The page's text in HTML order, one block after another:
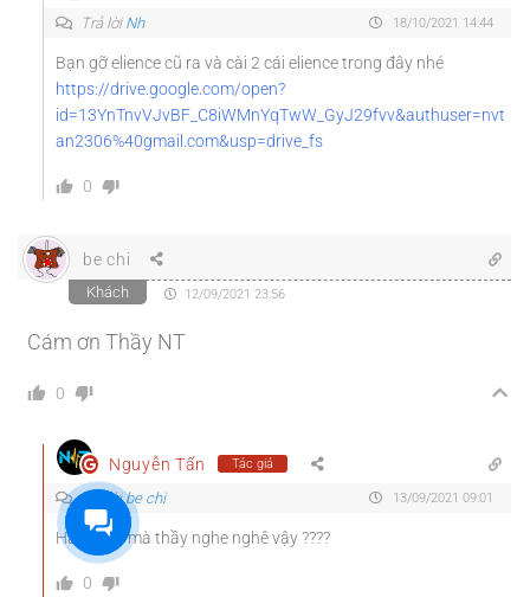
Trả lời Nh 18/10/2021 14:44
Bạn gỡ elience cũ ra và cài 2 cái elience trong đây nhé
https://drive.google.com/open?
id=13YnTnvVJvBF_C8iWMnYqTwW_GyJ29fvv&authuser=nvt
an2306%40gmail.com&usp=drive_fs
0
be chi
Khách 12/09/2021 23:56
Cám ơn Thầy NT
0
Nguyễn Tấn Tác giả
Trả lờibe chi 13/09/2021 09:01
Haha, chi mà thầy nghe nghê vậy ????
0